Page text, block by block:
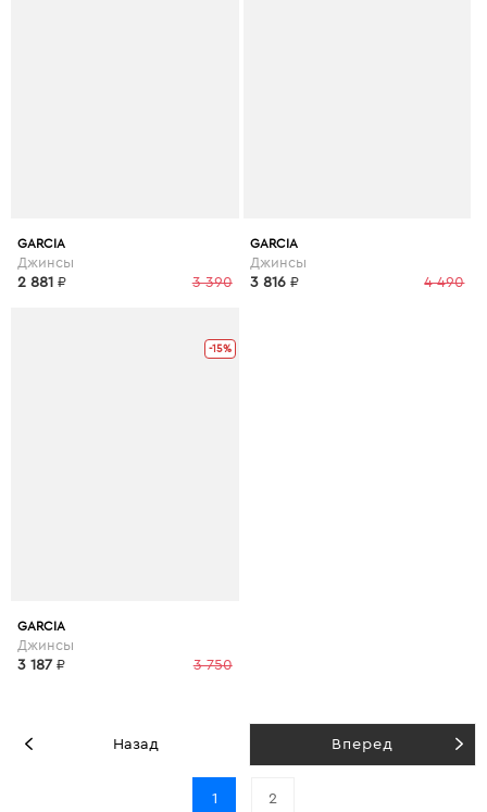
GARCIA
Джинсы
3 390
2 881 ₽
GARCIA
Джинсы
4 490
3 816 ₽
-15%
GARCIA
Джинсы
3 750
3 187 ₽
Назад
1 2
Вперед